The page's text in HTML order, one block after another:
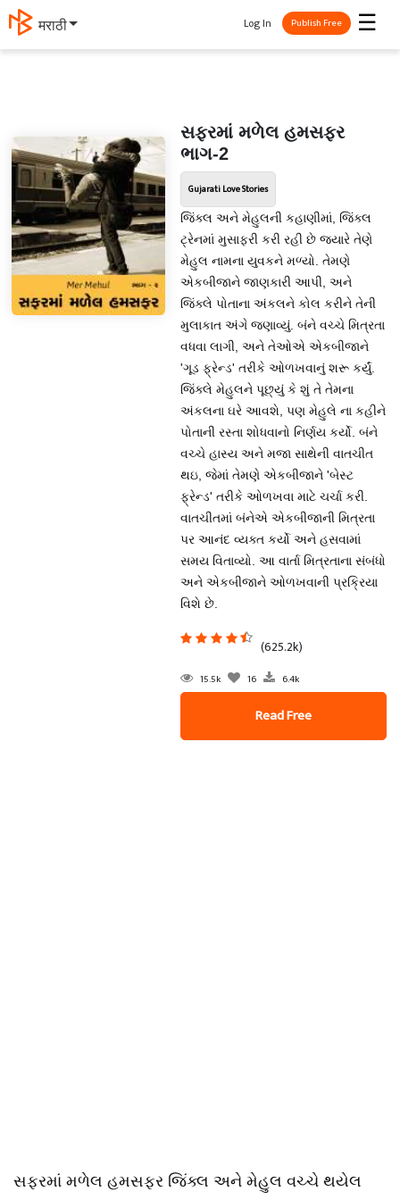
मराठी ☰
Log In Publish Free
સફરમાં મળેલ હમસફર
ભાગ-2
Gujarati Love Stories
જિંક્લ અને મેહુલની કહાણીમાં, જિંક્લ
ટ્રેનમાં મુસાફરી કરી રહી છે જ્યારે તેણે
મેહુલ નામના યુવકને મળ્યો. તેમણે
એકબીજાને જાણકારી આપી, અને
જિંક્લે પોતાના અંકલને કોલ કરીને તેની
મુલાકાત અંગે જણાવ્યું. બંને વચ્ચે મિત્રતા
વધવા લાગી, અને તેઓએ એકબીજાને
'ગૂડ ફ્રેન્ડ' તરીકે ઓળખવાનું શરૂ કર્યું.
જિંક્લે મેહુલને પૂછ્યું કે શું તે તેમના
અંકલના ઘરે આવશે, પણ મેહુલે ના કહીને
પોતાની રસ્તા શોધવાનો નિર્ણય કર્યો. બંને
વચ્ચે હાસ્ય અને મજા સાથેની વાતચીત
થઇ, જેમાં તેમણે એકબીજાને 'બેસ્ટ
ફ્રેન્ડ' તરીકે ઓળખવા માટે ચર્ચા કરી.
વાતચીતમાં બંનેએ એકબીજાની મિત્રતા
પર આનંદ વ્યક્ત કર્યો અને હસવામાં
સમય વિતાવ્યો. આ વાર્તા મિત્રતાના સંબંધો
અને એકબીજાને ઓળખવાની પ્રક્રિયા
વિશે છે.
(625.2k)
15.5k 16 6.4k
Read Free
સફરમાં મળેલ હમસફર જિંક્લ અને મેહુલ વચ્ચે થયેલ